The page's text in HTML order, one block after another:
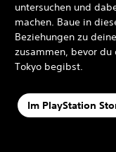
untersuchen und
machen. Baue in
Beziehungen zu
zusammen, bevor du
Tokyo begibst.
Im PlayStation